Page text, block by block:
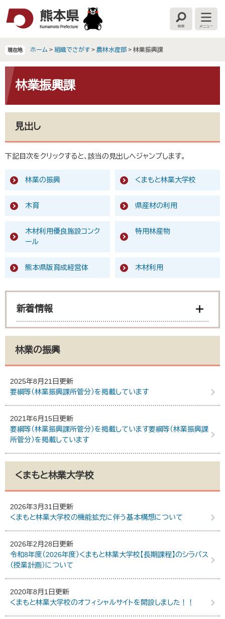
で
ば
文
検
索
メ
ニ
現在地 ホーム > 組織でさがす > 農林水産部 > 林業振興課
文 林業振興課
見出し
下記目次をクリックすると、該当の見出しへジャンプします。
林業の振興 くまもと林業大学校
木育 県産材の利用
木材利用優良施設コンク
ール
特用林産物
熊本県版育成経営体 木材利用
新着情報
林業の振興
2025年8月21日更新
要綱等（林業振興課所管分）を掲載しています
2021年6月15日更新
要綱等（林業振興課所管分）を掲載しています要綱等（林業振興課
所管分）を掲載しています
くまもと林業大学校
2026年3月31日更新
くまもと林業大学校の機能拡充に伴う基本構想について
2026年2月28日更新
令和8年度（2026年度）くまもと林業大学校【長期課程】のシラバス
（授業計画）について
2020年8月1日更新
くまもと林業大学校のオフィシャルサイトを開設しました！！